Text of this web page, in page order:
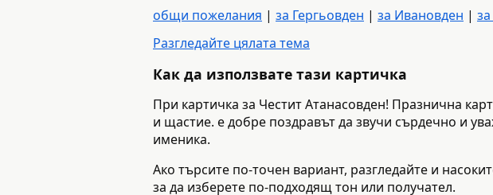
общи пожелания | за Гергьовден | за Ивановден |
Разгледайте цялата тема
Как да използвате тази картичка
При картичка за Честит Атанасовден! Празнична
и щастие. е добре поздравът да звучи сърдечно и
именика.
Ако търсите по-точен вариант, разгледайте и
за да изберете по-подходящ тон или получател.